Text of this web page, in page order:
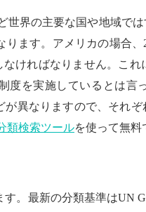
世界の主要な国や地域では
ます。アメリカの場合、
ければなりません。こ
度を実施しているとは言
異なりますので、それ
類検索ツールを使って無料
す。最新の分類基準はUN